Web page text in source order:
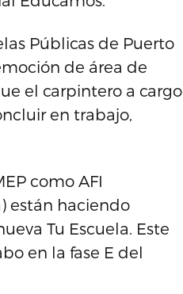
Públicas de Puerto
de área de
el carpintero a cargo
en trabajo,
como AFI
están haciendo
Tu Escuela. Este
en la fase E del